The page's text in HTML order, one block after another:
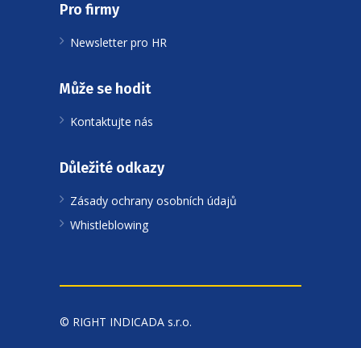
Pro firmy
Newsletter pro HR
Může se hodit
Kontaktujte nás
Důležité odkazy
Zásady ochrany osobních údajů
Whistleblowing
© RIGHT INDICADA s.r.o.